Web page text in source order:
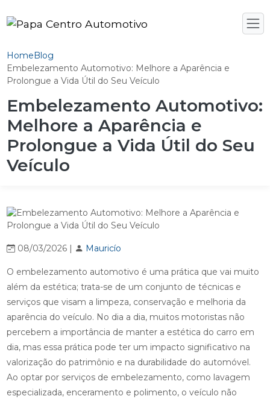
HomeBlog
Embelezamento Automotivo: Melhore a Aparência e
Prolongue a Vida Útil do Seu Veículo
Embelezamento Automotivo:
Melhore a Aparência e
Prolongue a Vida Útil do Seu
Veículo
08/03/2026 | Mauricío
O embelezamento automotivo é uma prática que vai muito
além da estética; trata-se de um conjunto de técnicas e
serviços que visam a limpeza, conservação e melhoria da
aparência do veículo. No dia a dia, muitos motoristas não
percebem a importância de manter a estética do carro em
dia, mas essa prática pode ter um impacto significativo na
valorização do patrimônio e na durabilidade do automóvel.
Ao optar por serviços de embelezamento, como lavagem
especializada, enceramento e polimento, o veículo não